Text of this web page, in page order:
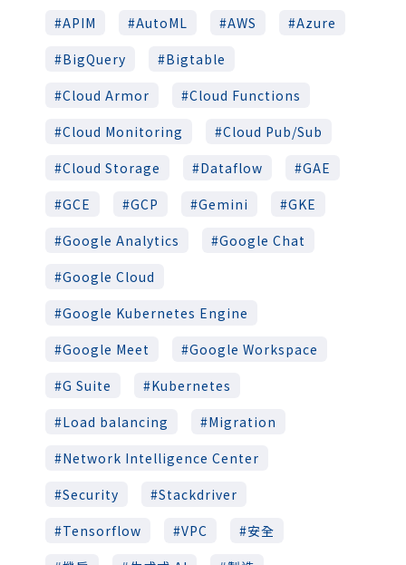
APIM
AutoML AWS
Azure
BigQuery
Bigtable
Cloud Armor
Cloud Functions
Cloud Monitoring
Cloud Pub/Sub
Cloud Storage
Dataflow
GAE
GCE
GCP Gemini
GKE
Google Analytics
Google Chat
Google Cloud
Google Kubernetes Engine
Google Meet
Google Workspace
G Suite
Kubernetes
Load balancing
Migration
Network Intelligence Center
Security
Stackdriver
Tensorflow
VPC
安全